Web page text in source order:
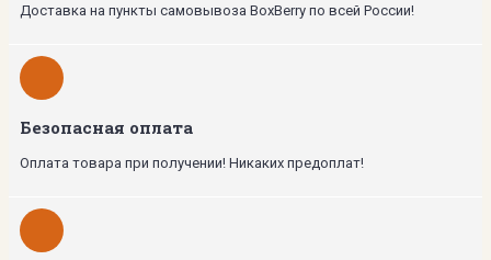
Доставка на пункты самовывоза BoxBerry по всей России!
Безопасная оплата
Оплата товара при получении! Никаких предоплат!